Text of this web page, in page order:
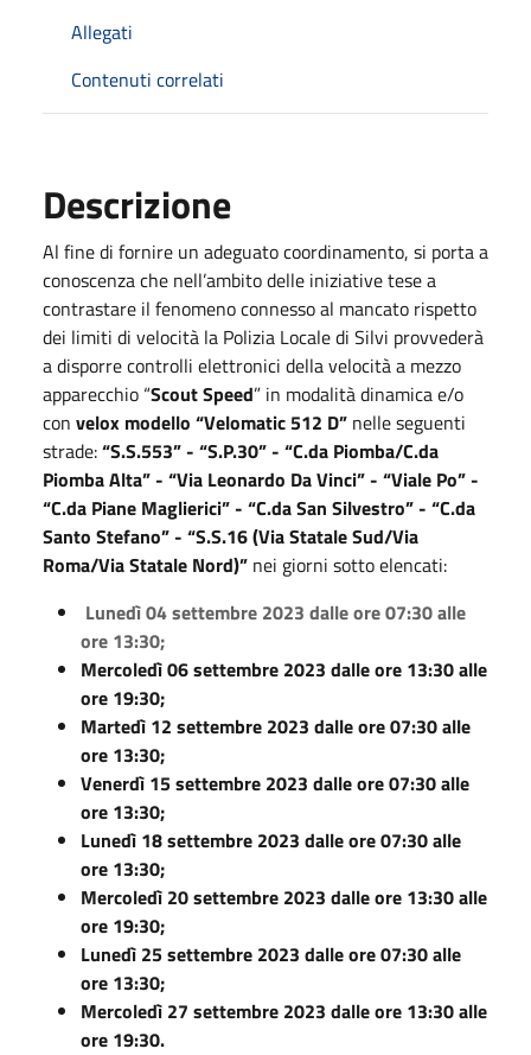
Allegati
Contenuti correlati
Descrizione
Al fine di fornire un adeguato coordinamento, si porta a
conoscenza che nell’ambito delle iniziative tese a
contrastare il fenomeno connesso al mancato rispetto
dei limiti di velocità la Polizia Locale di Silvi provvederà
a disporre controlli elettronici della velocità a mezzo
apparecchio “Scout Speed” in modalità dinamica e/o
con velox modello “Velomatic 512 D” nelle seguenti
strade:“S.S.553” - “S.P.30” - “C.da Piomba/C.da
Piomba Alta” - “Via Leonardo Da Vinci” - “Viale Po” -
“C.da Piane Maglierici” - “C.da San Silvestro” - “C.da
Santo Stefano” - “S.S.16 (Via Statale Sud/Via
Roma/Via Statale Nord)” nei giorni sotto elencati:
Lunedì 04 settembre 2023 dalle ore 07:30 alle
ore 13:30;
Mercoledì 06 settembre 2023 dalle ore 13:30 alle
ore 19:30;
Martedì 12 settembre 2023 dalle ore 07:30 alle
ore 13:30;
Venerdì 15 settembre 2023 dalle ore 07:30 alle
ore 13:30;
Lunedì 18 settembre 2023 dalle ore 07:30 alle
ore 13:30;
Mercoledì 20 settembre 2023 dalle ore 13:30 alle
ore 19:30;
Lunedì 25 settembre 2023 dalle ore 07:30 alle
ore 13:30;
Mercoledì 27 settembre 2023 dalle ore 13:30 alle
ore 19:30.